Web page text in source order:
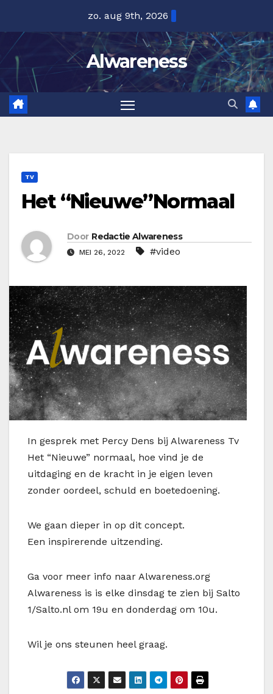
inhoud
zo. aug 9th, 2026
Alwareness
TV
Het “Nieuwe”Normaal
Door Redactie Alwareness
MEI 26, 2022 #video
In gesprek met Percy Dens bij Alwareness Tv
Het “Nieuwe” normaal, hoe vind je de
uitdaging en de kracht in je eigen leven
zonder oordeel, schuld en boetedoening.
We gaan dieper in op dit concept.
Een inspirerende uitzending.
Ga voor meer info naar Alwareness.org
Alwareness is is elke dinsdag te zien bij Salto
1/Salto.nl om 19u en donderdag om 10u.
Wil je ons steunen heel graag.